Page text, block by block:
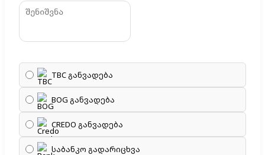
TBC განვადება
BOG განვადება
CREDO განვადება
საბანკო გადარიცხვა